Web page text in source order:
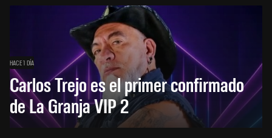
HACE 1 DÍA
Carlos Trejo es el primer confirmado
de La Granja VIP 2